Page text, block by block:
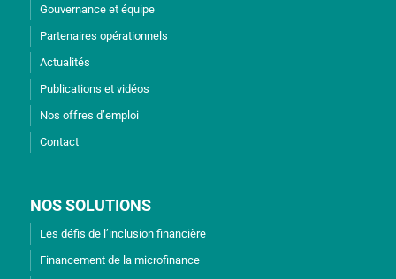
Gouvernance et équipe
Partenaires opérationnels
Actualités
Publications et vidéos
Nos offres d’emploi
Contact
NOS SOLUTIONS
Les défis de l’inclusion financière
Financement de la microfinance